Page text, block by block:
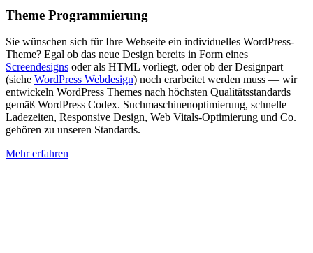
Theme Programmierung
Sie wünschen sich für Ihre Webseite ein individuelles WordPress-
Theme? Egal ob das neue Design bereits in Form eines
Screendesigns oder als HTML vorliegt, oder ob der Designpart
(siehe WordPress Webdesign) noch erarbeitet werden muss — wir
entwickeln WordPress Themes nach höchsten Qualitätsstandards
gemäß WordPress Codex. Suchmaschinenoptimierung, schnelle
Ladezeiten, Responsive Design, Web Vitals-Optimierung und Co.
gehören zu unseren Standards.
Mehr erfahren